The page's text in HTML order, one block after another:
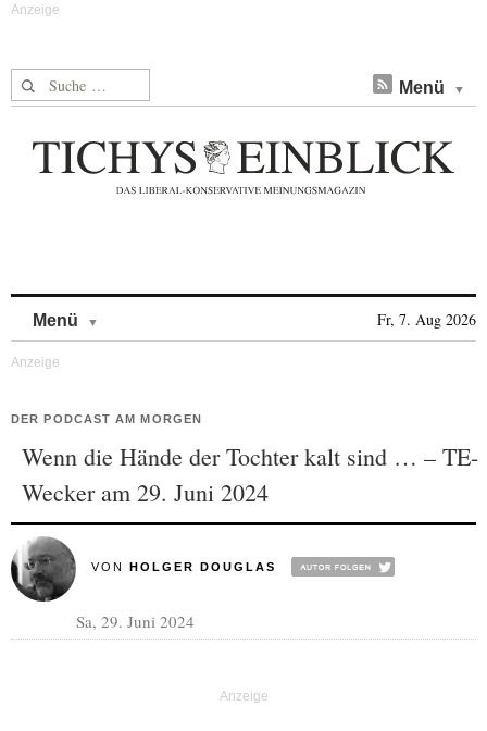
Suche nach: Menü
Menü Fr, 7. Aug 2026
DER PODCAST AM MORGEN
Wenn die Hände der Tochter kalt sind … – TE-
Wecker am 29. Juni 2024
VON HOLGER DOUGLAS
Sa, 29. Juni 2024